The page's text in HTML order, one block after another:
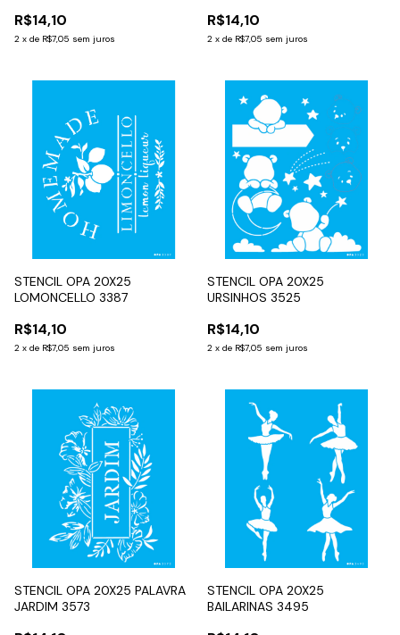
R$14,10
2 x de R$7,05 sem juros
R$14,10
2 x de R$7,05 sem juros
STENCIL OPA 20X25
LOMONCELLO 3387
R$14,10
2 x de R$7,05 sem juros
STENCIL OPA 20X25
URSINHOS 3525
R$14,10
2 x de R$7,05 sem juros
STENCIL OPA 20X25 PALAVRA
JARDIM 3573
STENCIL OPA 20X25
BAILARINAS 3495